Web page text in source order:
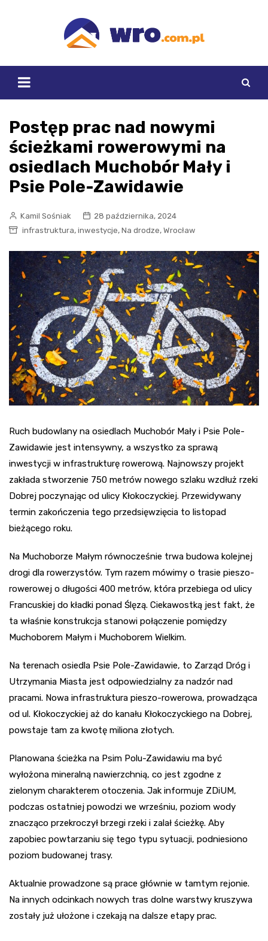
Postęp prac nad nowymi
ścieżkami rowerowymi na
osiedlach Muchobór Mały i
Psie Pole-Zawidawie
Kamil Sośniak
28 października, 2024
infrastruktura, inwestycje, Na drodze, Wrocław
Ruch budowlany na osiedlach Muchobór Mały i Psie Pole-
Zawidawie jest intensywny, a wszystko za sprawą
inwestycji w infrastrukturę rowerową. Najnowszy projekt
zakłada stworzenie 750 metrów nowego szlaku wzdłuż rzeki
Dobrej poczynając od ulicy Kłokoczyckiej. Przewidywany
termin zakończenia tego przedsięwzięcia to listopad
bieżącego roku.
Na Muchoborze Małym równocześnie trwa budowa kolejnej
drogi dla rowerzystów. Tym razem mówimy o trasie pieszo-
rowerowej o długości 400 metrów, która przebiega od ulicy
Francuskiej do kładki ponad Ślęzą. Ciekawostką jest fakt, że
ta właśnie konstrukcja stanowi połączenie pomiędzy
Muchoborem Małym i Muchoborem Wielkim.
Na terenach osiedla Psie Pole-Zawidawie, to Zarząd Dróg i
Utrzymania Miasta jest odpowiedzialny za nadzór nad
pracami. Nowa infrastruktura pieszo-rowerowa, prowadząca
od ul. Kłokoczyckiej aż do kanału Kłokoczyckiego na Dobrej,
powstaje tam za kwotę miliona złotych.
Planowana ścieżka na Psim Polu-Zawidawiu ma być
wyłożona mineralną nawierzchnią, co jest zgodne z
zielonym charakterem otoczenia. Jak informuje ZDiUM,
podczas ostatniej powodzi we wrześniu, poziom wody
znacząco przekroczył brzegi rzeki i zalał ścieżkę. Aby
zapobiec powtarzaniu się tego typu sytuacji, podniesiono
poziom budowanej trasy.
Aktualnie prowadzone są prace głównie w tamtym rejonie.
Na innych odcinkach nowych tras dolne warstwy kruszywa
zostały już ułożone i czekają na dalsze etapy prac.